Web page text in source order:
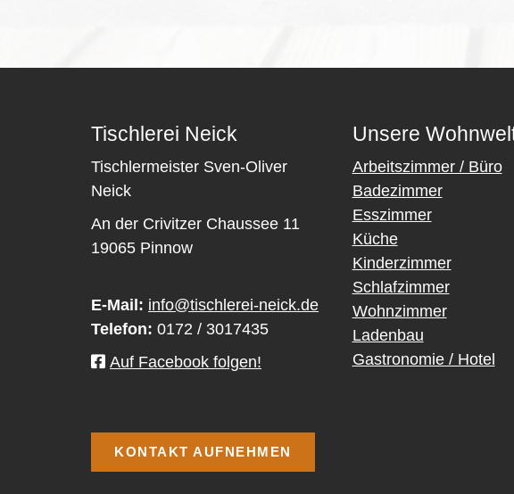
Tischlerei Neick
Tischlermeister Sven-Oliver
Neick
An der Crivitzer Chaussee 11
19065 Pinnow
E-Mail: info@tischlerei-neick.de
Telefon: 0172 / 3017435
Auf Facebook folgen!
KONTAKT AUFNEHMEN
Unsere
Arbeitszimmer / Büro
Badezimmer
Esszimmer
Küche
Kinderzimmer
Schlafzimmer
Wohnzimmer
Ladenbau
Gastronomie / Hotel